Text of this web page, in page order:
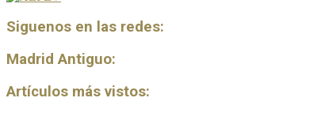
Siguenos en las redes:
Madrid Antiguo:
Artículos más vistos: